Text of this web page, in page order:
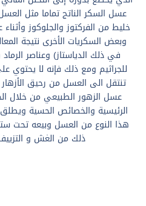
عسل السكر الناتج تماما مثل
خليط من الفركتوز والجلوكوز
وبعض السكريات الأخرى نتيجة
في ذلك الدياستاز) وعناصر الرماد
للجراثيم ومع ذلك فإنه لا يحتوي
تنتقل الى العسل من رحيق
عسل الزهور الطبيعي من خلال
الرئيسية والخصائص الحسية
هذا النوع من العسل وبيعه تحت
ذلك من الغش و